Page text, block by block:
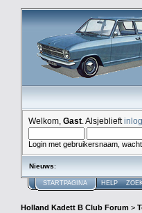
Welkom, Gast . Alsjeblieft
Login met gebruikersnaam,
Nieuws:
STARTPAGINA HELP
Holland Kadett B Club Forum >